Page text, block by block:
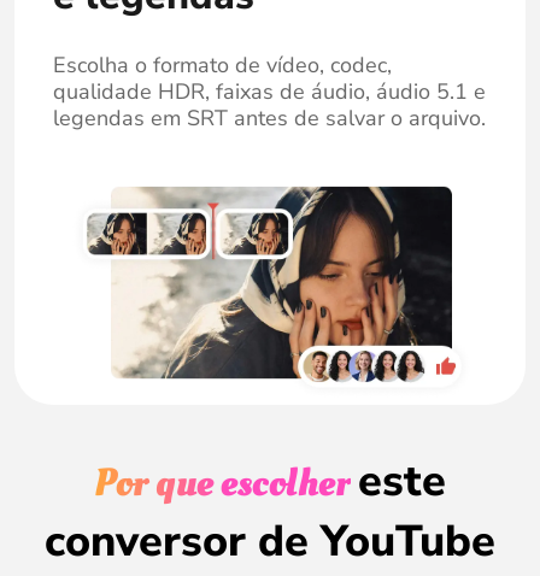
Escolha o formato de vídeo, codec,
qualidade HDR, faixas de áudio, áudio 5.1 e
legendas em SRT antes de salvar o arquivo.
Por que escolhereste
conversor de YouTube